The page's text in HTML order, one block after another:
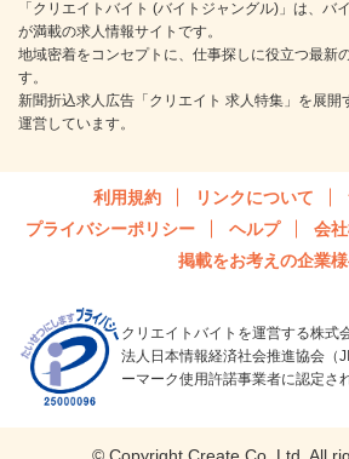
「クリエイトバイト (バイトジャングル)」は、バ
が満載の求人情報サイトです。
地域密着をコンセプトに、仕事探しに役立つ最新
す。
新聞折込求人広告「クリエイト 求人特集」を展開
運営しています。
利用規約 リンクについて
プライバシーポリシー
ヘルプ 会
掲載をお考えの企業
クリエイトバイトを運営する株式
法人日本情報経済社会推進協会（
ーマーク使用許諾事業者に認定さ